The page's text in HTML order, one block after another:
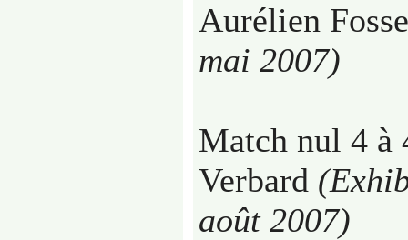
Aurélien
mai 2007)
Match nul 4 à
Verbard
août 2007)